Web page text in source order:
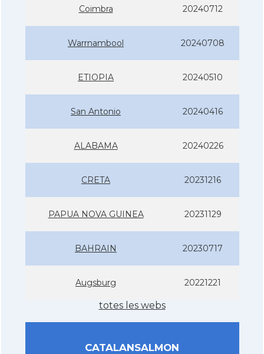
Coimbra 20240712
Warrnambool 20240708
ETIOPIA 20240510
San Antonio 20240416
ALABAMA 20240226
CRETA 20231216
PAPUA NOVA GUINEA 20231129
BAHRAIN 20230717
Augsburg 20221221
totes les webs
CATALANSALMON